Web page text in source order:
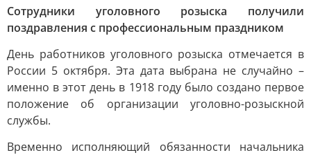
Сотрудники уголовного розыска получили
поздравления с профессиональным праздником
День работников уголовного розыска отмечается в
России 5 октября. Эта дата выбрана не случайно –
именно в этот день в 1918 году было создано первое
положение об организации уголовно-розыскной
службы.
Временно исполняющий обязанности начальника